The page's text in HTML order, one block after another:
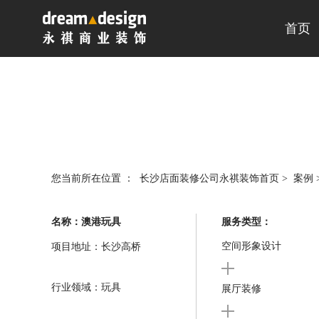
首页
您当前所在位置 ： 长沙店面装修公司永祺装饰首页 > 案例
名称：澳港玩具
项目地址：长沙高桥
行业领域：玩具
服务类型：
空间形象设计
展厅装修